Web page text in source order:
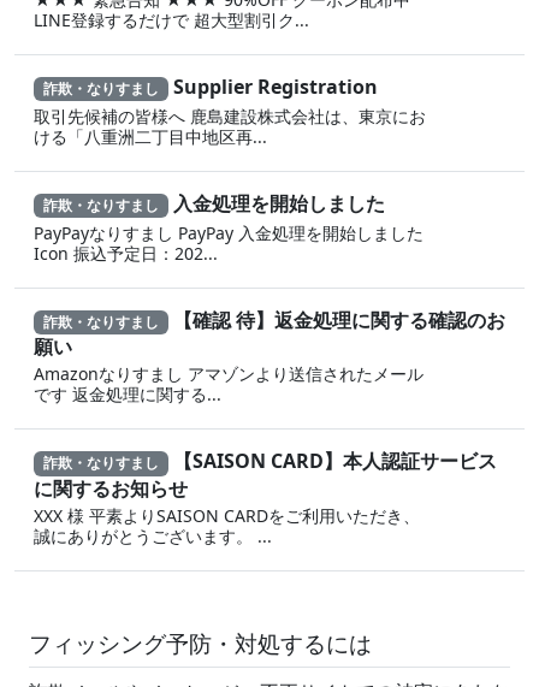
LINE登録するだけで 超大型割引ク...
詐欺・なりすまし Supplier Registration
取引先候補の皆様へ 鹿島建設株式会社は、東京にお
ける「八重洲二丁目中地区再...
詐欺・なりすまし 入金処理を開始しました
PayPayなりすまし PayPay 入金処理を開始しました
Icon 振込予定日：202...
詐欺・なりすまし 【確認 待】返金処理に‍関する確認のお
願い
Amazonなりすまし ア‍マゾ‍ンより送信されたメール
です 返金‌処 理に 関する...
詐欺・なりすまし 【SAISON CARD】本人認証サービス
に関するお知らせ
XXX 様 平素よりSAISON CARDをご利用いただき、
誠にありがとうございます。 ...
フィッシング予防・対処するには